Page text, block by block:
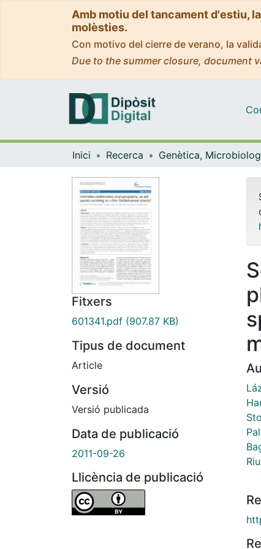
Amb motiu del tancament d'estiu,
molèsties.
Con motivo del cierre de verano, la
Due to the summer closure, document
Inici Recerca
Fitxers
601341.pdf (907.87 KB)
Tipus de document
Article
Versió
Versió publicada
Data de publicació
2011-09-26
Llicència de publicació